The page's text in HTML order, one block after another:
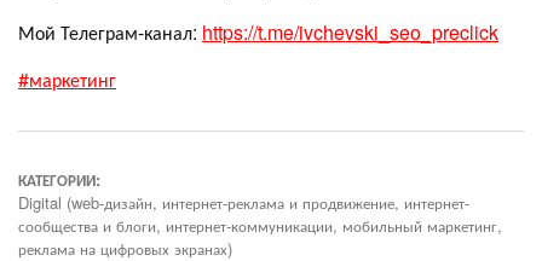
Мой Телеграм-канал: https://t.me/ivchevski_seo_preclick
#маркетинг
КАТЕГОРИИ:
Digital (web-дизайн, интернет-реклама и продвижение, интернет-
сообщества и блоги, интернет-коммуникации, мобильный маркетинг,
реклама на цифровых экранах)